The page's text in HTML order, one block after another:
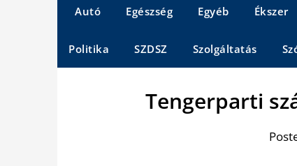
Autó Egészség Egyéb Ékszer
Politika SZDSZ Szolgáltatás
Tengerparti